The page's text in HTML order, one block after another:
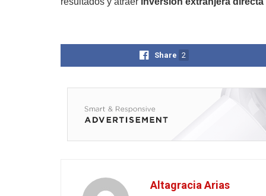
Share 2
Altagracia Arias